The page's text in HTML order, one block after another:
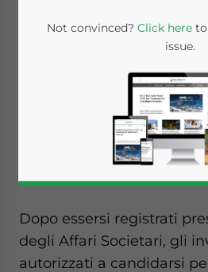
Available language
In India sono diversi gli
aziende, a seconda
del settore, della posizione
dimensioni dell’impresa.
Dopo essersi registrati
degli Affari Societari, gli
autorizzati a candidarsi
Not convinced? Click hereto
issue.